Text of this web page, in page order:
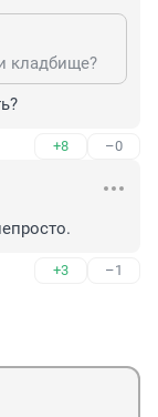
кладбище?
+8 –0
+3 –1